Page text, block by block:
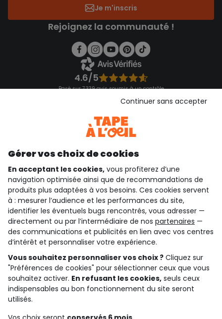
Je m'inscris
Rejoignez la communauté !
4.6/5
Basé sur 7 339 avis soumis à un contrôle
Consulter les CGU
qui sommes-nous ?
besoin d'aide ?
le club fidélité
notre catalogue
Conditions générales de ventes et d'utilisation
Conditions d’utilisation des réseaux sociaux
Politique de confidentialité
Gérer vos choix de cookies
En acceptant les cookies, vous profiterez d’une
navigation optimisée ainsi que de recommandations de
produits plus adaptées à vos besoins. Ces cookies servent
à : mesurer l’audience et les performances du site,
identifier les éventuels bugs rencontrés, vous adresser —
directement ou par l’intermédiaire de nos partenaires —
des communications et publicités en lien avec vos centres
d’intérêt et personnaliser votre expérience.
Vous souhaitez personnaliser vos choix ? Cliquez sur
"Préférences de cookies" pour sélectionner ceux que vous
souhaitez activer. En refusant les cookies, seuls ceux
indispensables au bon fonctionnement du site seront
utilisés.
Continuer sans accepter